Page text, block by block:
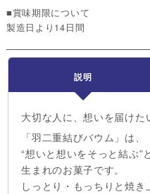
■賞味期限について
製造日より14日間
説明
大切な人に、想いを届けた
「羽二重結びバウム」は、
“想いと想いをそっと結ぶ”
生まれのお菓子です。
しっとり・もっちりと焼